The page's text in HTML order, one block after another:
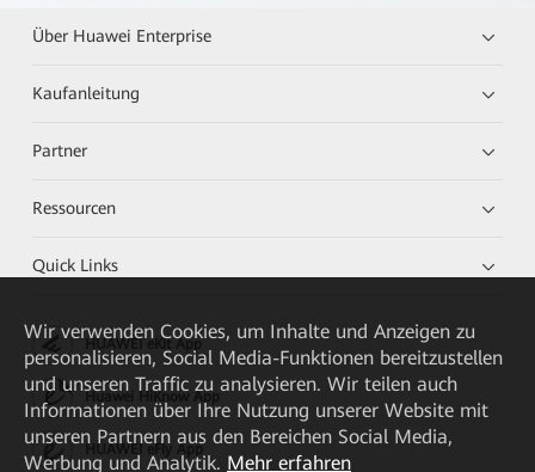
Über Huawei Enterprise
Kaufanleitung
Partner
Ressourcen
Quick Links
HUAWEI eKit App
Huawei HiKnow App
HUAWEI eFly App
Wir verwenden Cookies, um Inhalte und Anzeigen zu
personalisieren, Social Media-Funktionen bereitzustellen
und unseren Traffic zu analysieren. Wir teilen auch
Informationen über Ihre Nutzung unserer Website mit
unseren Partnern aus den Bereichen Social Media,
Werbung und Analytik. Mehr erfahren